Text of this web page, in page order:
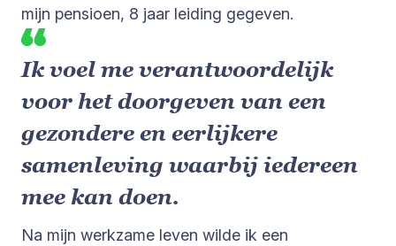
mijn pensioen, 8 jaar leiding gegeven.
Ik voel me verantwoordelijk
voor het doorgeven van een
gezondere en eerlijkere
samenleving waarbij iedereen
mee kan doen.
Na mijn werkzame leven wilde ik een